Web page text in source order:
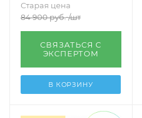
Старая цена
84 900руб. /шт
СВЯЗАТЬСЯ С
ЭКСПЕРТОМ
В КОРЗИНУ